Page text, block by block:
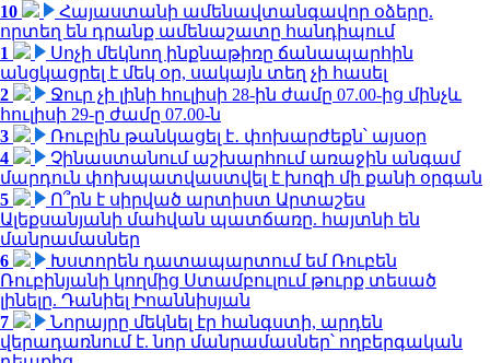
10
Հայաստանի ամենավտանգավոր օձերը.
որտեղ են դրանք ամենաշատը հանդիպում
1
Սոչի մեկնող ինքնաթիռը ճանապարհին
անցկացրել է մեկ օր, սակայն տեղ չի հասել
2
Ջուր չի լինի հուլիսի 28-ին ժամը 07.00-ից մինչև
հուլիսի 29-ը ժամը 07.00-ն
3
Ռուբլին թանկացել է․ փոխարժեքն՝ այսօր
4
Չինաստանում աշխարհում առաջին անգամ
մարդուն փոխպատվաստվել է խոզի մի քանի օրգան
5
Ո՞րն է սիրված արտիստ Արտաշես
Ալեքսանյանի մահվան պատճառը. հայտնի են
մանրամասներ
6
Խստորեն դատապարտում եմ Ռուբեն
Ռուբինյանի կողմից Ստամբուլում թուրք տեսած
լինելը. Դանիել Իոաննիսյան
7
Նորայրը մեկնել էր հանգստի, արդեն
վերադառնում է. նոր մանրամասներ՝ ողբերգական